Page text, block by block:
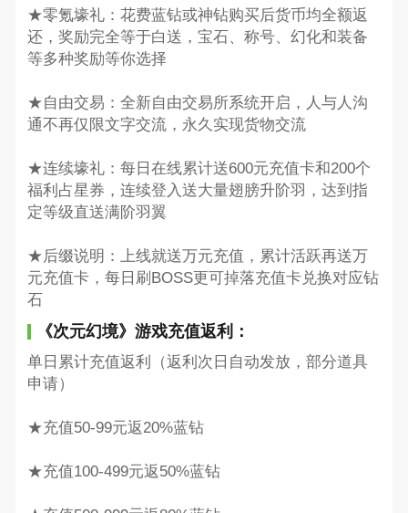
★零氪壕礼：花费蓝钻或神钻购买后货币均全额返
还，奖励完全等于白送，宝石、称号、幻化和装备
等多种奖励等你选择
★自由交易：全新自由交易所系统开启，人与人沟
通不再仅限文字交流，永久实现货物交流
★连续壕礼：每日在线累计送600元充值卡和200个
福利占星券，连续登入送大量翅膀升阶羽，达到指
定等级直送满阶羽翼
★后缀说明：上线就送万元充值，累计活跃再送万
元充值卡，每日刷BOSS更可掉落充值卡兑换对应钻
石
《次元幻境》游戏充值返利：
单日累计充值返利（返利次日自动发放，部分道具
申请）
★充值50-99元返20%蓝钻
★充值100-499元返50%蓝钻